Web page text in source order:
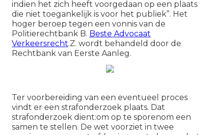
indien het zich heeft voorgedaan op een plaats
die niet toegankelijk is voor het publiek”. Het
hoger beroep tegen een vonnis van de
Politierechtbank B. Beste Advocaat
Verkeersrecht.Z. wordt behandeld door de
Rechtbank van Eerste Aanleg.
Ter voorbereiding van een eventueel proces
vindt er een strafonderzoek plaats. Dat
strafonderzoek dient:om op te sporenom een
samen te stellen. De wet voorziet in twee